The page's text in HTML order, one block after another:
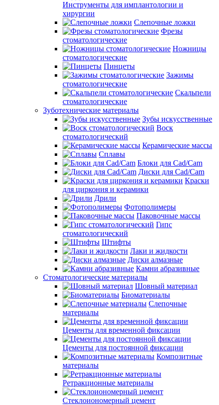
Инструменты для имплантологии и
хирургии
Слепочные ложки
Фрезы
стоматологические
Ножницы
стоматологические
Пинцеты
Зажимы
стоматологические
Скальпели
стоматологические
Зуботехнические материалы
Зубы искусственные
Воск
стоматологический
Керамические массы
Сплавы
Блоки для Cad/Cam
Диски для Cad/Cam
Краски
для циркония и керамики
Дрили
Фотополимеры
Паковочные массы
Гипс
стоматологический
Штифты
Лаки и жидкости
Диски алмазные
Камни абразивные
Стоматологические материалы
Шовный материал
Биоматериалы
Слепочные
материалы
Цементы для временной фиксации
Цементы для постоянной фиксации
Композитные
материалы
Ретракционные материалы
Стеклоиономерный цемент